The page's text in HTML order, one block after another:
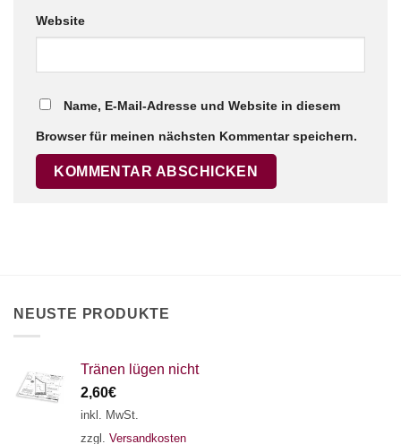
Website
Name, E-Mail-Adresse und Website in diesem
Browser für meinen nächsten Kommentar speichern.
NEUSTE PRODUKTE
Tränen lügen nicht
2,60€
inkl. MwSt.
zzgl. Versandkosten
Chat Support
AKKORDZITHER